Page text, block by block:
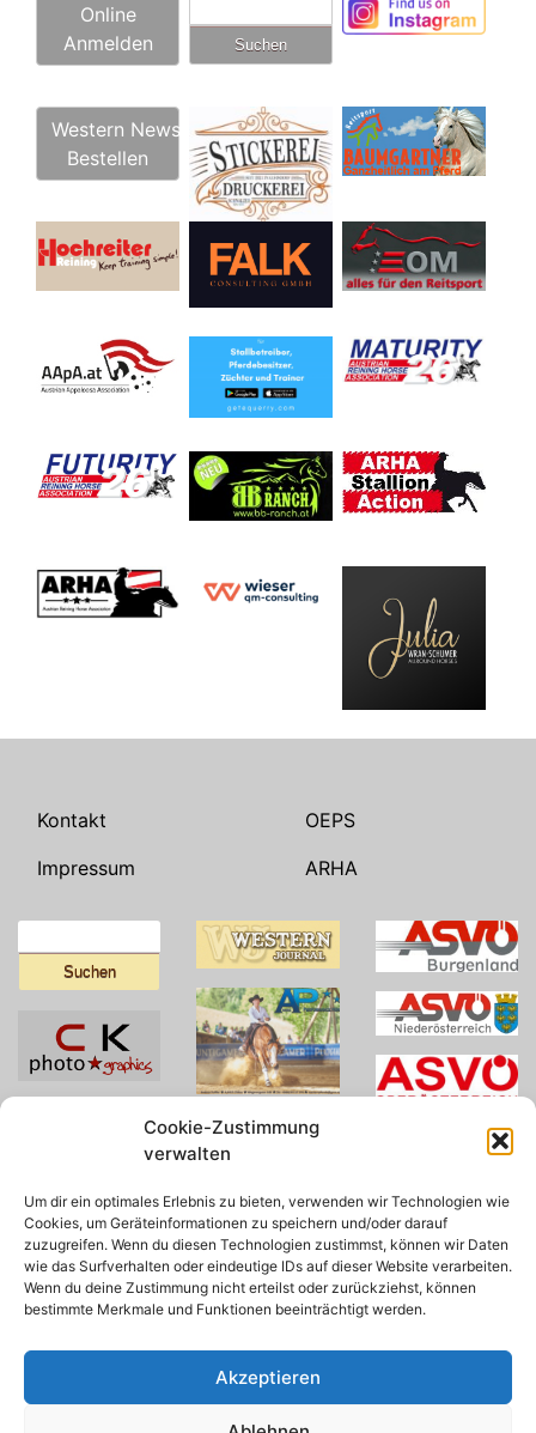
Cookie-Zustimmung
verwalten
Um dir ein optimales Erlebnis zu bieten, verwenden wir Technologien wie
Cookies, um Geräteinformationen zu speichern und/oder darauf
zuzugreifen. Wenn du diesen Technologien zustimmst, können wir Daten
wie das Surfverhalten oder eindeutige IDs auf dieser Website verarbeiten.
Wenn du deine Zustimmung nicht erteilst oder zurückziehst, können
bestimmte Merkmale und Funktionen beeinträchtigt werden.
Akzeptieren
Online
Anmelden
nach:
Western News
Bestellen
Kontakt
Impressum
OEPS
ARHA
nach: